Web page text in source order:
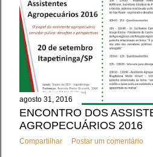
agosto 31, 2016
ENCONTRO DOS
AGROPECUÁRIOS 2016
Compartilhar Postar um comentário